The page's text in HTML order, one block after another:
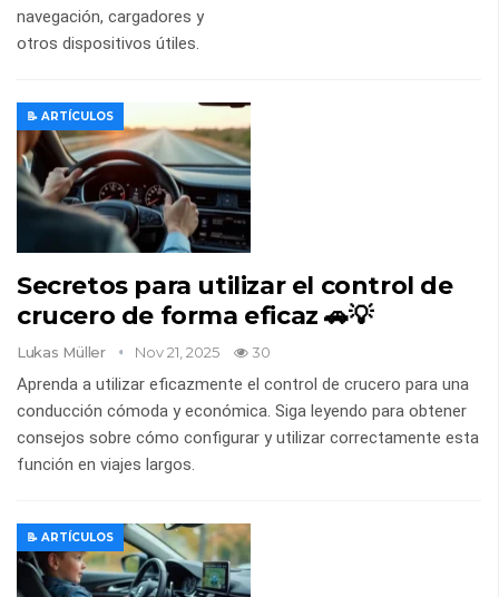
navegación, cargadores y
otros dispositivos útiles.
📝 ARTÍCULOS
Secretos para utilizar el control de
crucero de forma eficaz 🚗💡
Lukas Müller Nov 21, 2025 30
Aprenda a utilizar eficazmente el control de crucero para una
conducción cómoda y económica. Siga leyendo para obtener
consejos sobre cómo configurar y utilizar correctamente esta
función en viajes largos.
📝 ARTÍCULOS